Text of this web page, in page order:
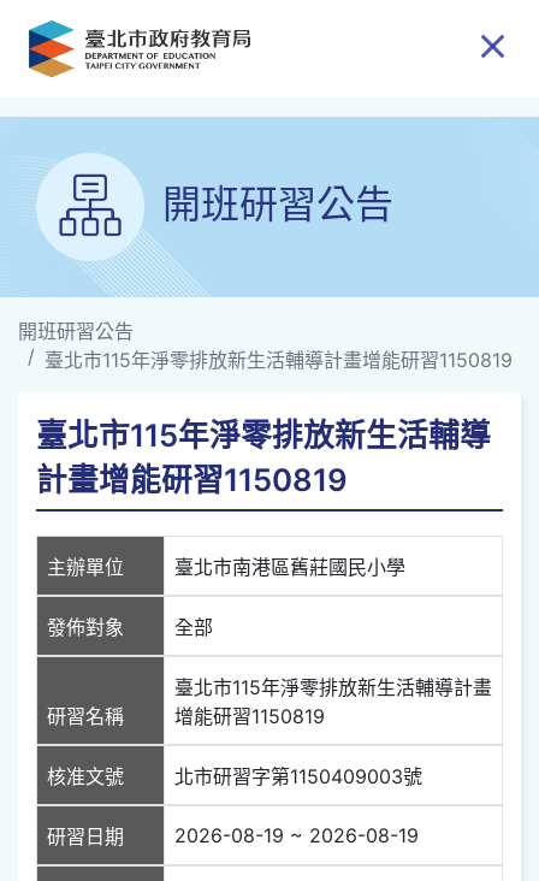
跳到主要內容
開班研習公告
開班研習公告
臺北市115年淨零排放新生活輔導計畫增能研習1150819
臺北市115年淨零排放新生活輔導
計畫增能研習1150819
主辦單位 臺北市南港區舊莊國民小學
發佈對象 全部
研習名稱
臺北市115年淨零排放新生活輔導計畫
增能研習1150819
核准文號 北市研習字第1150409003號
研習日期 2026-08-19 ~ 2026-08-19